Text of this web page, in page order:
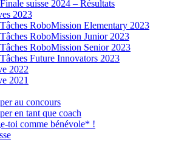
Finale suisse 2024 – Résultats
2023
Tâches RoboMission Elementary 2023
Tâches RoboMission Junior 2023
Tâches RoboMission Senior 2023
Tâches Future Innovators 2023
2022
2021
au concours
en tant que coach
toi comme bénévole* !